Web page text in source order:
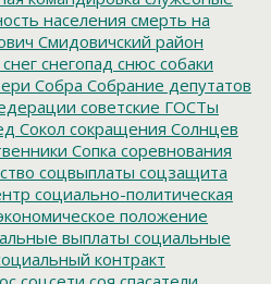
населения смерть на
Смидовичский район
снег снегопад снюс собаки
Собра Собрание депутатов
советские ГОСТы
Сокол сокращения Солнцев
Сопка соревнования
соцвыплаты соцзащита
социально-политическая
положение
выплаты социальные
контракт